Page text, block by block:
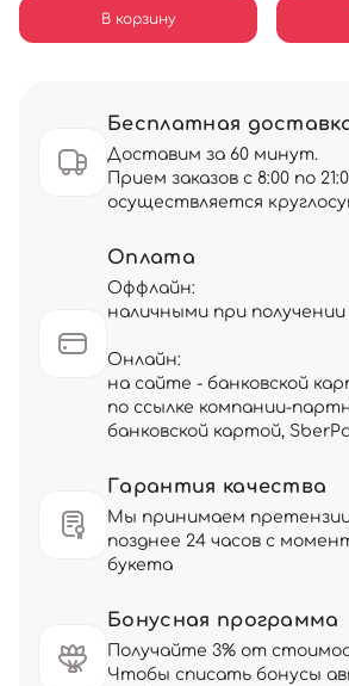
В корзину
Бесплатная
Доставим за 60 минут.
Прием заказов с 8:00 по
осуществляется
Оплата
Оффлайн:
наличными при получении
Онлайн:
на сайте - банковской
по ссылке компании-
банковской картой,
Гарантия качества
Мы принимаем
позднее 24 часов с
букета
Бонусная программа
Получайте 3% от
Чтобы списать бонусы